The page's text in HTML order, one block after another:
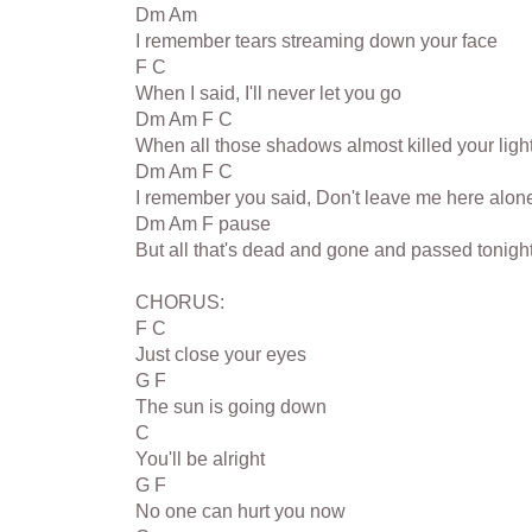
Dm Am
I remember tears streaming down your face
F C
When I said, I'll never let you go
Dm Am F C
When all those shadows almost killed your
Dm Am F C
I remember you said, Don't leave me here
Dm Am F pause
But all that's dead and gone and passed
CHORUS:
F C
Just close your eyes
G F
The sun is going down
C
You'll be alright
G F
No one can hurt you now